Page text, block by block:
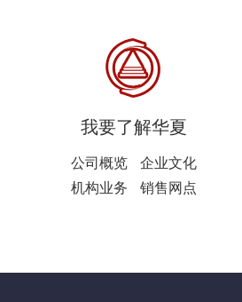
我要了解华夏
公司概览
企业文化
机构业务
销售网点